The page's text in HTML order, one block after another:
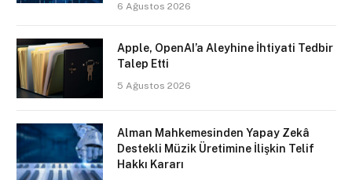
6 Ağustos 2026
Apple, OpenAI’a Aleyhine İhtiyati Tedbir
Talep Etti
5 Ağustos 2026
Alman Mahkemesinden Yapay Zekâ
Destekli Müzik Üretimine İlişkin Telif
Hakkı Kararı